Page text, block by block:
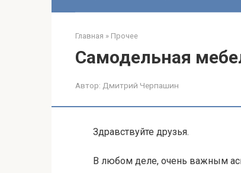
Главная » Прочее
Самодельная
Автор: Дмитрий Черпашин
Здравствуйте друзья.
В любом деле, очень важным